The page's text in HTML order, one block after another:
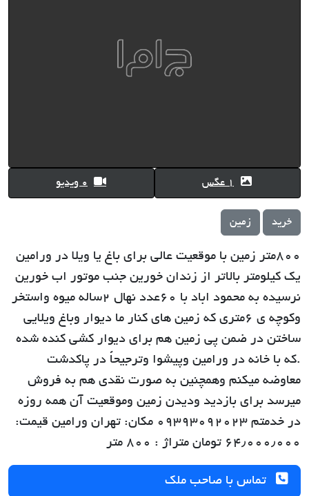
1 عگس 0 ویدیو
خرید زمین
800متر زمین با موقعیت عالی برای باغ یا ویلا در ورامین
یک کیلومتر بالاتر از زندان خورین جنب موتور اب خورین
نرسیده به محمود اباد با ۶۰عدد نهال ۲ساله میوه واستخر
وکوچه ی ۶متری که زمین های کنار ما دیوار وباغ ویلایی
ساختن در ضمن پی زمین هم برای دیوار کشی کنده شده
.که با خانه در ورامین وپیشوا وترجیحاً در پاکدشت
معاوضه میکنم وهمچنین به صورت نقدی هم به فروش
میرسد برای بازدید ودیدن زمین وموقعیت آن همه روزه
در خدمتم ۰۹۳۹۳۰۹۲۰۲۳ مکان: تهران ورامین قیمت:
۶۴٫۰۰۰٫۰۰۰ تومان متراژ : ۸۰۰ متر
تماس با صاحب ملک